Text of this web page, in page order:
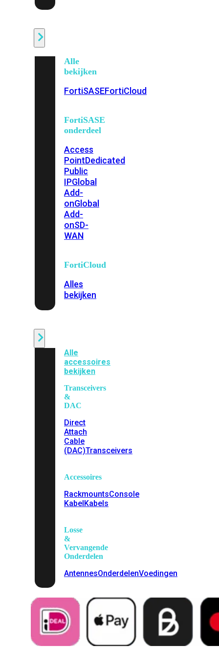
Alle
bekijken
FortiSASEFortiCloud
FortiSASE
onderdeel
Access
PointDedicated
Public
IPGlobal
Add-
onGlobal
Add-
onSD-
WAN
FortiCloud
Alles
bekijken
Alle
accessoires
bekijken
Transceivers
&
DAC
Direct
Attach
Cable
(DAC)Transceivers
Accessoires
RackmountsConsole
KabelKabels
Losse
&
Vervangende
Onderdelen
AntennesOnderdelenVoedingen